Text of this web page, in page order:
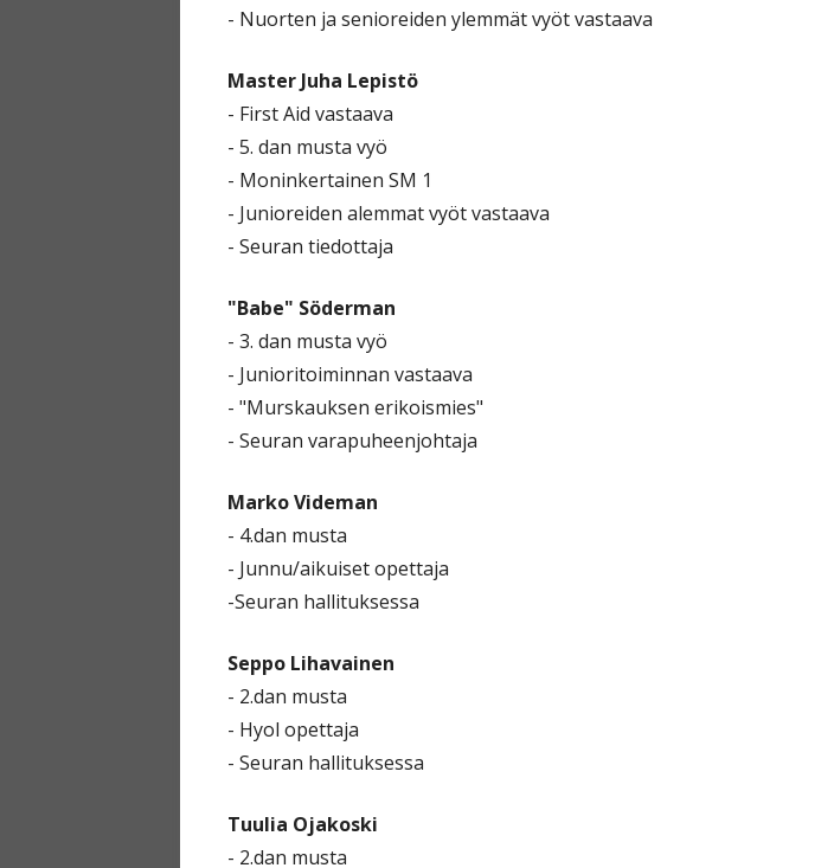
- Nuorten ja senioreiden ylemmät vyöt vastaava
Master Juha Lepistö
- First Aid vastaava
- 5. dan musta vyö
- Moninkertainen SM 1
- Junioreiden alemmat vyöt vastaava
- Seuran tiedottaja
"Babe" Söderman
- 3. dan musta vyö
- Junioritoiminnan vastaava
- "Murskauksen erikoismies"
- Seuran varapuheenjohtaja
Marko Videman
- 4.dan musta
- Junnu/aikuiset opettaja
-Seuran hallituksessa
Seppo Lihavainen
- 2.dan musta
- Hyol opettaja
- Seuran hallituksessa
Tuulia Ojakoski
- 2.dan musta